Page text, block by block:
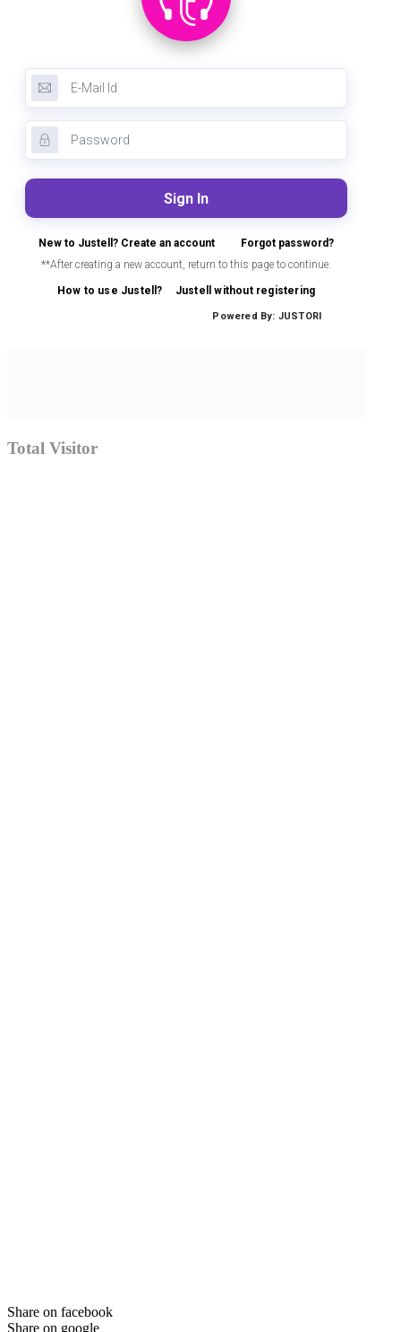
Total Visitor
Share on facebook
Share on google